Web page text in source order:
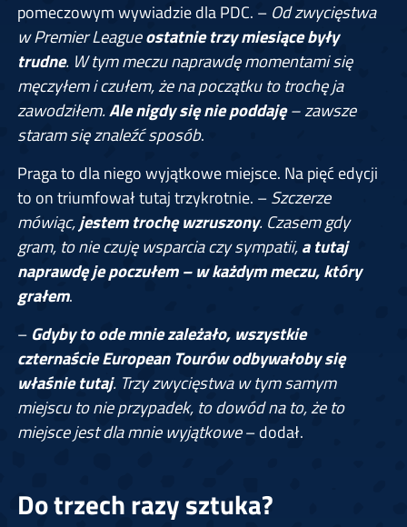
pomeczowym wywiadzie dla PDC. – Od zwycięstwa
w Premier Leagueostatnie trzy miesiące były
trudne. W tym meczu naprawdę momentami się
męczyłem i czułem, że na początku to trochę ja
zawodziłem.Ale nigdy się nie poddaję– zawsze
staram się znaleźć sposób.
Praga to dla niego wyjątkowe miejsce. Na pięć edycji
to on triumfował tutaj trzykrotnie. –Szczerze
mówiąc,jestem trochę wzruszony. Czasem gdy
gram, to nie czuję wsparcia czy sympatii,a tutaj
naprawdę je poczułem – w każdym meczu, który
grałem.
– Gdyby to ode mnie zależało, wszystkie
czternaście European Tourów odbywałoby się
właśnie tutaj. Trzy zwycięstwa w tym samym
miejscu to nie przypadek, to dowód na to, że to
miejsce jest dla mnie wyjątkowe– dodał.
Do trzech razy sztuka?